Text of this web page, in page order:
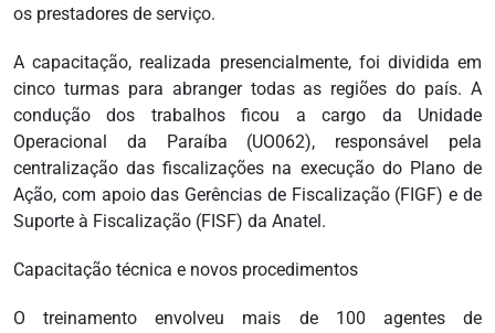
os prestadores de serviço.
A capacitação, realizada presencialmente, foi dividida em
cinco turmas para abranger todas as regiões do país. A
condução dos trabalhos ficou a cargo da Unidade
Operacional da Paraíba (UO062), responsável pela
centralização das fiscalizações na execução do Plano de
Ação, com apoio das Gerências de Fiscalização (FIGF) e de
Suporte à Fiscalização (FISF) da Anatel.
Capacitação técnica e novos procedimentos
O treinamento envolveu mais de 100 agentes de